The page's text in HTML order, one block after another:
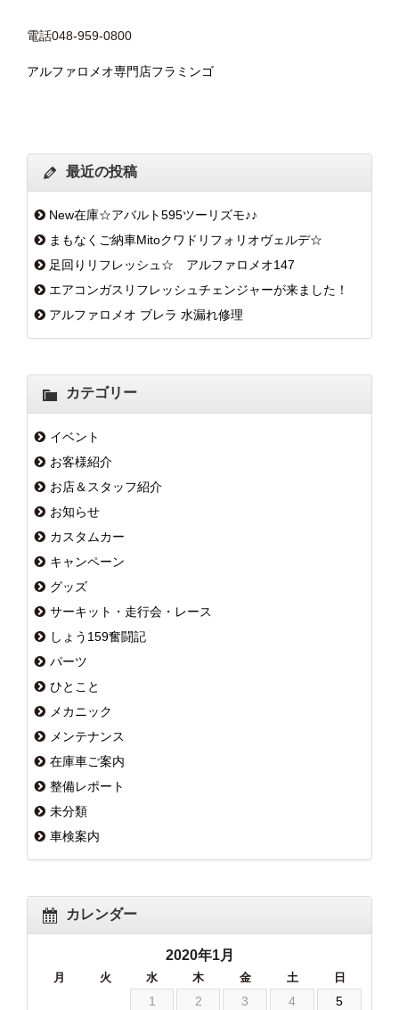
電話048-959-0800
アルファロメオ専門店フラミンゴ
最近の投稿
New在庫☆アバルト595ツーリズモ♪♪
まもなくご納車Mitoクワドリフォリオヴェルデ☆
足回りリフレッシュ☆ アルファロメオ147
エアコンガスリフレッシュチェンジャーが来ました！
アルファロメオ ブレラ 水漏れ修理
カテゴリー
イベント
お客様紹介
お店＆スタッフ紹介
お知らせ
カスタムカー
キャンペーン
グッズ
サーキット・走行会・レース
しょう159奮闘記
パーツ
ひとこと
メカニック
メンテナンス
在庫車ご案内
整備レポート
未分類
車検案内
カレンダー
2020年1月
月 火 水 木 金 土 日
1 2 3 4
5